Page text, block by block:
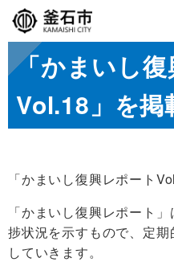
「かまいし復
Vol.18」を掲
「かまいし復興レポート
「かまいし復興レポート
捗状況を示すもので、定
していきます。